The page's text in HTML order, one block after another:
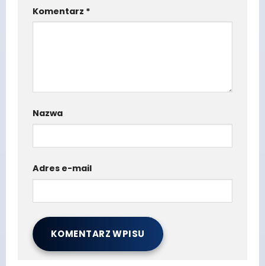
Komentarz *
Nazwa
Adres e-mail